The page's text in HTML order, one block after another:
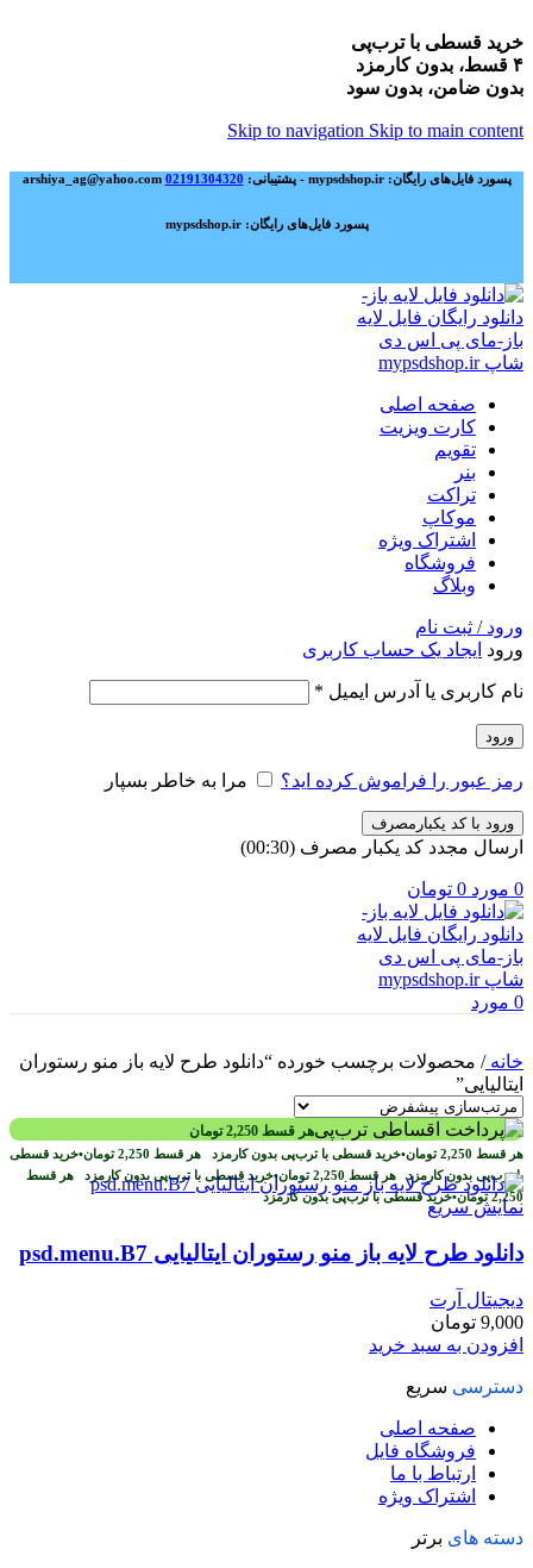
خرید قسطی با ترب‌پی
۴ قسط، بدون کارمزد
بدون ضامن، بدون سود
Skip to navigation Skip to main content
پسورد فایل‌های رایگان: mypsdshop.ir - پشتیبانی: arshiya_ag@yahoo.com 02191304320
پسورد فایل‌های رایگان: mypsdshop.ir
صفحه اصلی
کارت ویزیت
تقویم
بنر
تراکت
موکاپ
اشتراک ویژه
فروشگاه
وبلاگ
ورود / ثبت نام
ورود ایجاد یک حساب کاربری
نام کاربری یا آدرس ایمیل *
ورود
رمز عبور را فراموش کرده اید؟ مرا به خاطر بسپار
ورود با کد یکبارمصرف
ارسال مجدد کد یکبار مصرف (00:
30
)
0 مورد 0 تومان
0 مورد
خانه/ محصولات برچسب خورده “دانلود طرح لایه باز منو رستوران
ایتالیایی”
هر قسط 2,250 تومان
هر قسط 2,250 تومان•خرید قسطی با ترب‌پی بدون کارمزد هر قسط 2,250 تومان•خرید قسطی
با ترب‌پی بدون کارمزد هر قسط 2,250 تومان•خرید قسطی با ترب‌پی بدون کارمزد هر قسط
2,250 تومان•خرید قسطی با ترب‌پی بدون کارمزدنمایش سریع
دانلود طرح لایه باز منو رستوران ایتالیایی psd.menu.B7
دیجیتال آرت
9,000 تومان
افزودن به سبد خرید
دسترسی سریع
صفحه اصلی
فروشگاه فایل
ارتباط با ما
اشتراک ویژه
دسته های برتر